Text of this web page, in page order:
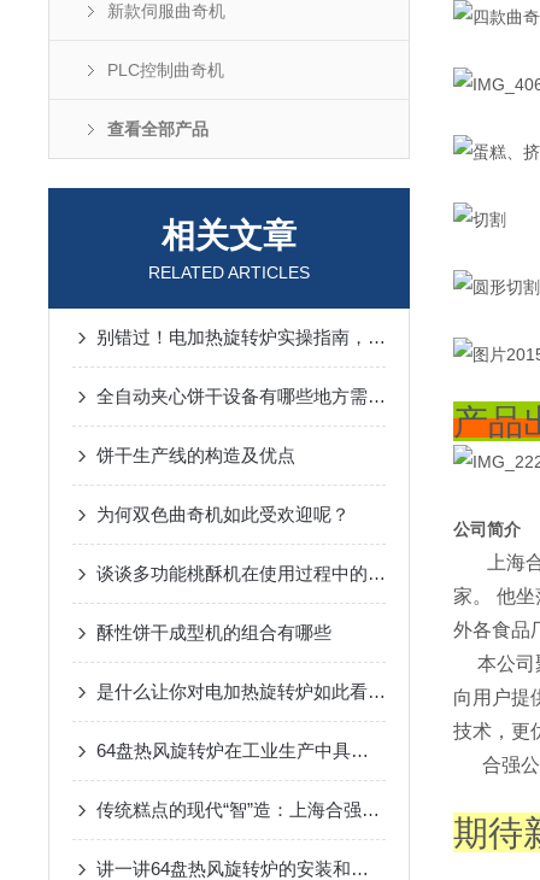
新款伺服曲奇机
PLC控制曲奇机
查看全部产品
相关文章
RELATED ARTICLES
别错过！电加热旋转炉实操指南，关键步骤讲透，上手超简单
全自动夹心饼干设备有哪些地方需要注意的呢？
饼干生产线的构造及优点
为何双色曲奇机如此受欢迎呢？
谈谈多功能桃酥机在使用过程中的问题
酥性饼干成型机的组合有哪些
是什么让你对电加热旋转炉如此看好的
64盘热风旋转炉在工业生产中具有多种功能
传统糕点的现代“智”造：上海合强桃酥生产线助力烘焙产业升级
讲一讲64盘热风旋转炉的安装和使用教程
产品
公司简介
上海合
家。 他
外各食品
本公司
向用户提
技术，更
合强公
期待